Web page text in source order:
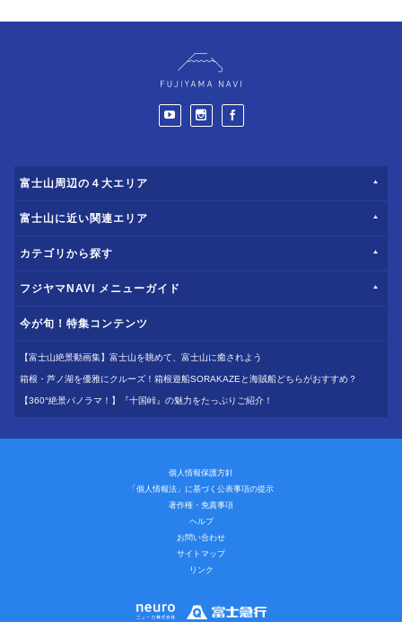
富士山周辺の４大エリア
富士山に近い関連エリア
カテゴリから探す
フジヤマNAVI メニューガイド
今が旬！特集コンテンツ
【富士山絶景動画集】富士山を眺めて、富士山に癒されよう
箱根・芦ノ湖を優雅にクルーズ！箱根遊船SORAKAZEと海賊船どちらがおすすめ？
【360°絶景パノラマ！】『十国峠』の魅力をたっぷりご紹介！
個人情報保護方針
「個人情報法」に基づく公表事項の提示
著作権・免責事項
ヘルプ
お問い合わせ
サイトマップ
リンク